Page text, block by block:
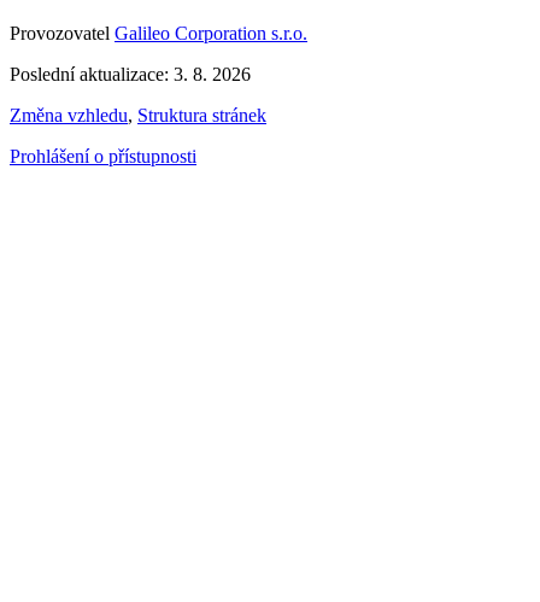
Provozovatel Galileo Corporation s.r.o.
Poslední aktualizace: 3. 8. 2026
Změna vzhledu, Struktura stránek
Prohlášení o přístupnosti